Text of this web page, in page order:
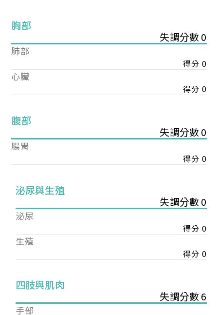
胸部
失調分數 0
肺部
得分 0
心臟
得分 0
腹部
失調分數 0
腸胃
得分 0
泌尿與生殖
失調分數 0
泌尿
得分 0
生殖
得分 0
四肢與肌肉
失調分數 6
手部
您已成功送出會員申請
您好，您的會員申請，已成功送出，經本協會理事